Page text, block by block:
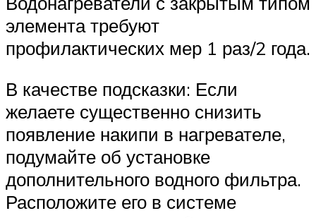
элемента требуют
профилактических мер 1 раз/2 года.
В качестве подсказки: Если
желаете существенно снизить
появление накипи в нагревателе,
подумайте об установке
дополнительного водного фильтра.
Расположите его в системе